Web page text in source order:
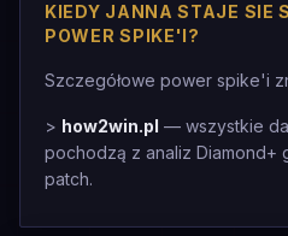
KIEDY JANNA STAJE SIE
POWER SPIKE'I?
Szczegółowe power spike'i
> how2win.pl — wszystkie
pochodzą z analiz Diamond+
patch.